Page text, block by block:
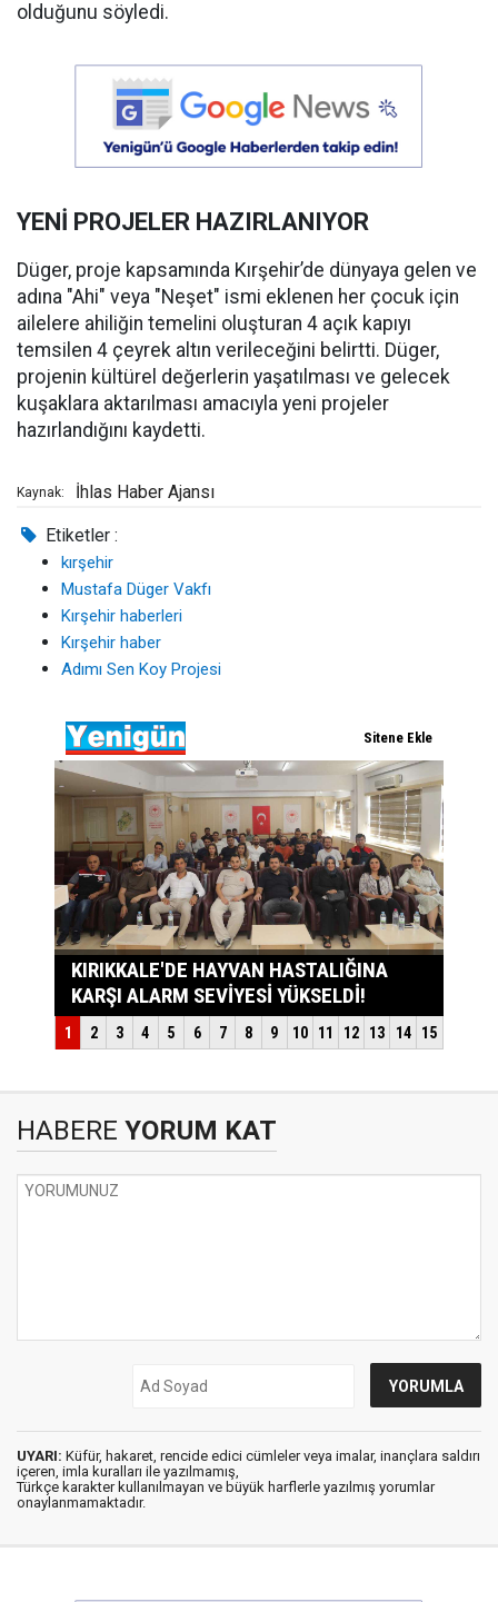
olduğunu söyledi.
YENİ PROJELER HAZIRLANIYOR
Düger, proje kapsamında Kırşehir’de dünyaya gelen ve
adına "Ahi" veya "Neşet" ismi eklenen her çocuk için
ailelere ahiliğin temelini oluşturan 4 açık kapıyı
temsilen 4 çeyrek altın verileceğini belirtti. Düger,
projenin kültürel değerlerin yaşatılması ve gelecek
kuşaklara aktarılması amacıyla yeni projeler
hazırlandığını kaydetti.
Kaynak: İhlas Haber Ajansı
Etiketler :
kırşehir
Mustafa Düger Vakfı
Kırşehir haberleri
Kırşehir haber
Adımı Sen Koy Projesi
HABERE YORUM KAT
UYARI: Küfür, hakaret, rencide edici cümleler veya imalar, inançlara saldırı
içeren, imla kuralları ile yazılmamış,
Türkçe karakter kullanılmayan ve büyük harflerle yazılmış yorumlar
onaylanmamaktadır.